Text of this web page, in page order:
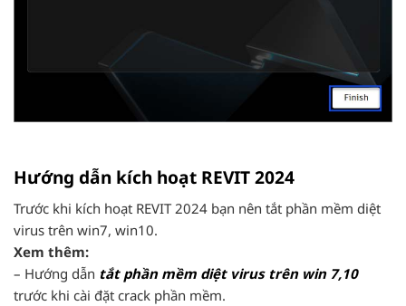
Hướng dẫn kích hoạt REVIT 2024
Trước khi kích hoạt REVIT 2024 bạn nên tắt phần mềm diệt
virus trên win7, win10.
Xem thêm:
– Hướng dẫn tắt phần mềm diệt virus trên win 7,10
trước khi cài đặt crack phần mềm.